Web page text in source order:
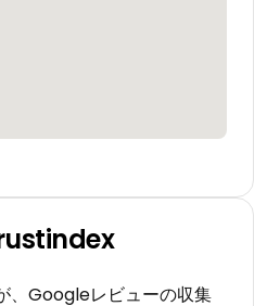
、Googleレビューの収集